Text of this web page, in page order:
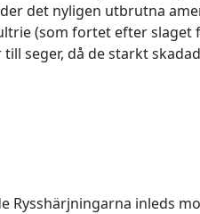
det nyligen utbrutna
(som fortet efter slaget
till seger, då de starkt
Rysshärjningarna inleds